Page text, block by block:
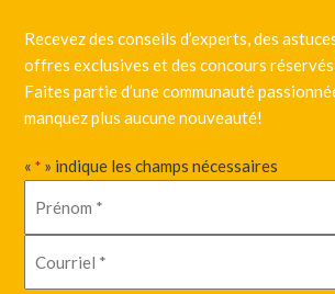
Recevez des conseils d’experts, des
offres exclusives et des concours réservés
Faites partie d’une communauté
manquez plus aucune nouveauté!
«* » indique les champs nécessaires